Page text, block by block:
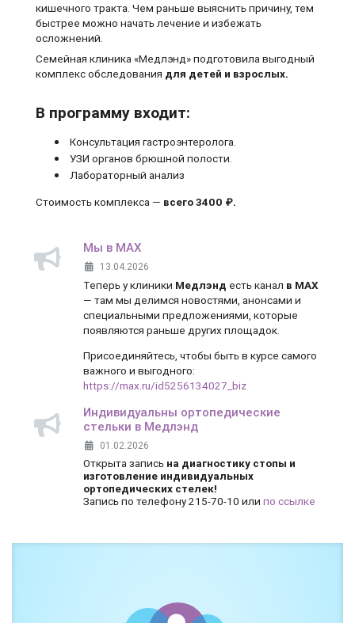
кишечного тракта. Чем раньше выяснить причину, тем
быстрее можно начать лечение и избежать
осложнений.
Семейная клиника «Медлэнд» подготовила выгодный
комплекс обследования для детей и взрослых.
В программу входит:
Консультация гастроэнтеролога.
УЗИ органов брюшной полости.
Лабораторный анализ
Стоимость комплекса — всего 3400 ₽.
Мы в MAX
13.04.2026
Теперь у клиники Медлэнд есть канал в MAX
— там мы делимся новостями, анонсами и
специальными предложениями, которые
появляются раньше других площадок.
Присоединяйтесь, чтобы быть в курсе самого
важного и выгодного:
https://max.ru/id5256134027_biz
Индивидуальны ортопедические
стельки в Медлэнд
01.02.2026
Открыта запись на диагностику стопы и
изготовление индивидуальных
ортопедических стелек!
Запись по телефону 215-70-10 или по ссылке